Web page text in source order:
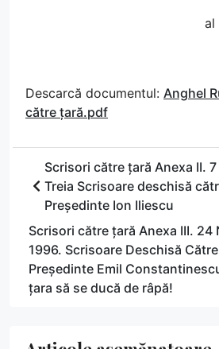
al
Descarcă documentul: Anghel
către țară.pdf
Scrisori către țară Anexa II.
Treia Scrisoare deschisă
Președinte Ion Iliescu
Scrisori către țară Anexa III. 24
1996. Scrisoare Deschisă
Președinte Emil
țara să se ducă de râpă!